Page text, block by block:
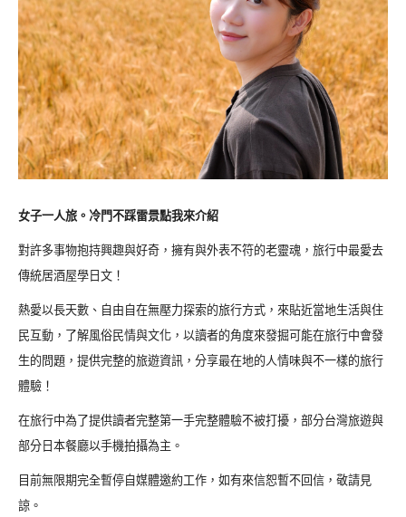
女子一人旅。冷門不踩雷景點我來介紹
對許多事物抱持興趣與好奇，擁有與外表不符的老靈魂，旅行中最愛去
傳統居酒屋學日文！
熱愛以長天數、自由自在無壓力探索的旅行方式，來貼近當地生活與住
民互動，了解風俗民情與文化，以讀者的角度來發掘可能在旅行中會發
生的問題，提供完整的旅遊資訊，分享最在地的人情味與不一樣的旅行
體驗！
在旅行中為了提供讀者完整第一手完整體驗不被打擾，部分台灣旅遊與
部分日本餐廳以手機拍攝為主。
目前無限期完全暫停自媒體邀約工作，如有來信恕暫不回信，敬請見
諒。